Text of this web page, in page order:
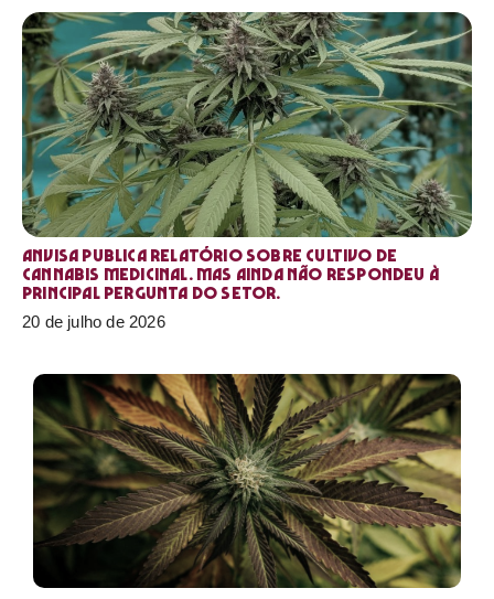
Anvisa publica relatório sobre cultivo de
Cannabis medicinal. Mas ainda não respondeu à
principal pergunta do setor.
20 de julho de 2026